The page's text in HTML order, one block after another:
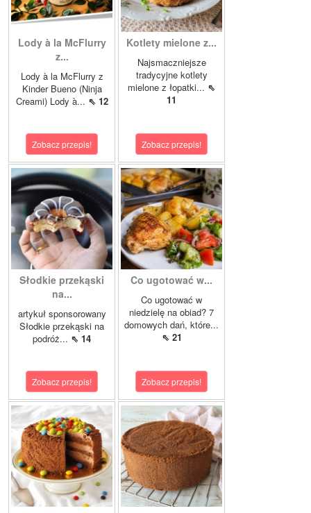
Lody à la McFlurry
z...
Lody à la McFlurry z
Kinder Bueno (Ninja
Creami) Lody à... ⇖ 12
Zobacz przepis!
Kotlety mielone z...
Najsmaczniejsze
tradycyjne kotlety
mielone z łopatki... ⇖
11
Zobacz przepis!
Słodkie przekąski
na...
artykuł sponsorowany
Słodkie przekąski na
podróż... ⇖ 14
Zobacz przepis!
Co ugotować w...
Co ugotować w
niedzielę na obiad? 7
domowych dań, które...
⇖ 21
Zobacz przepis!